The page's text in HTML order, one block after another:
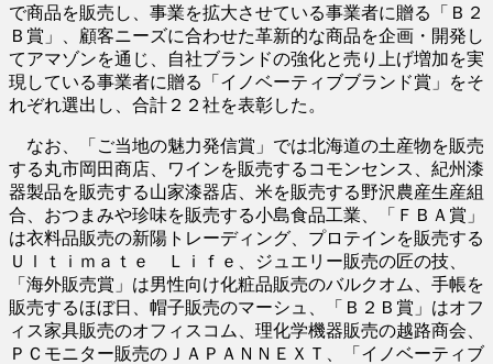
で商品を販売し、事業を拡大させている事業者に贈る「Ｂ２
Ｂ賞」、顧客ニーズに合わせた革新的な商品を企画・開発し
てアマゾンを通じ、自社ブランドの強化と売り上げ増加を実
現している事業者に贈る「イノベーティブブランド賞」をそ
れぞれ選出し、合計２２社を表彰した。
なお、「ご当地の魅力発信賞」では北海道の土産物を販売
する丸市岡田商店、ワインを販売するコモンセンス、紀州漆
器製品を販売する山家漆器店、米を販売する野沢農産生産組
合、おつまみや珍味を販売する小島食品工業、「ＦＢＡ賞」
は衣料品販売の新陽トレーディング、プロテインを販売する
Ｕｌｔｉｍａｔｅ Ｌｉｆｅ、ジュエリー販売の匠の技、
「海外販売賞」は男性向け化粧品販売のバルクオム、手帳を
販売するほぼ日、帽子販売のマーシュ、「Ｂ２Ｂ賞」はオフ
ィス家具販売のオフィスコム、理化学機器販売の越路商会、
ＰＣモニター販売のＪＡＰＡＮＮＥＸＴ、「イノベーティブ